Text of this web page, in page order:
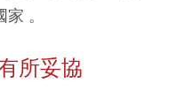
。
所妥協